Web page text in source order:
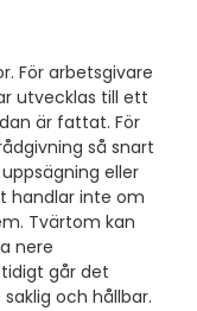
För arbetsgivare
utvecklas till ett
är fattat. För
så snart
eller
handlar inte om
Tvärtom kan
nere
går det
och hållbar.